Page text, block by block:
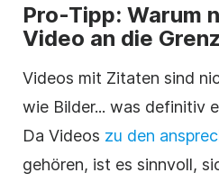
Pro-Tipp: Warum
Video an die
Videos mit Zitaten sind
wie Bilder... was definitiv
Da Videos zu den
gehören, ist es sinnvoll,